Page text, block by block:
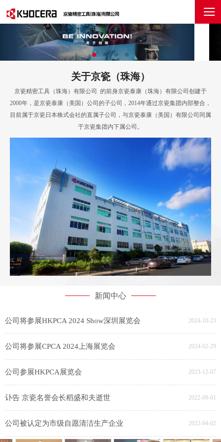
关于京瓷（珠海）
京瓷精密工具（珠海）有限公司 的前身京瓷泰康（珠海）有限公司创建于
2000年，是京瓷泰康（美国）公司的子公司，2014年通过京瓷集团内部整合，
目前属于京瓷日本株式会社的直属子公司，与京瓷泰康（美国）有限公司同属
于京瓷集团内下属公司。
新闻中心
公司将参展HKPCA 2024 Show深圳展览会 2024-10-23
公司将参展CPCA 2024上海展览会 2024-02-29
公司参展HKPCA展览会 2023-12-07
讣告 京瓷名誉会长稻盛和夫逝世 2022-09-01
公司被认定为市级自愿清洁生产企业 2022-04-02